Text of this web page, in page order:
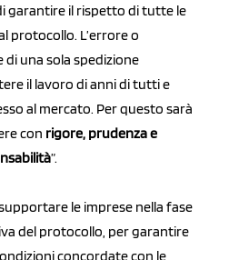
garantire il rispetto di tutte le
protocollo. L’errore o
di una sola spedizione
il lavoro di anni di tutti e
al mercato. Per questo sarà
con rigore, prudenza e
”.
le imprese nella fase
del protocollo, per garantire
concordate con le